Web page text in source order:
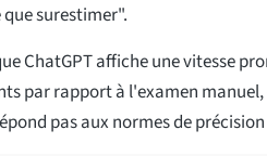
surestimer".
ChatGPT affiche une vitesse
par rapport à l'examen manuel,
pas aux normes de